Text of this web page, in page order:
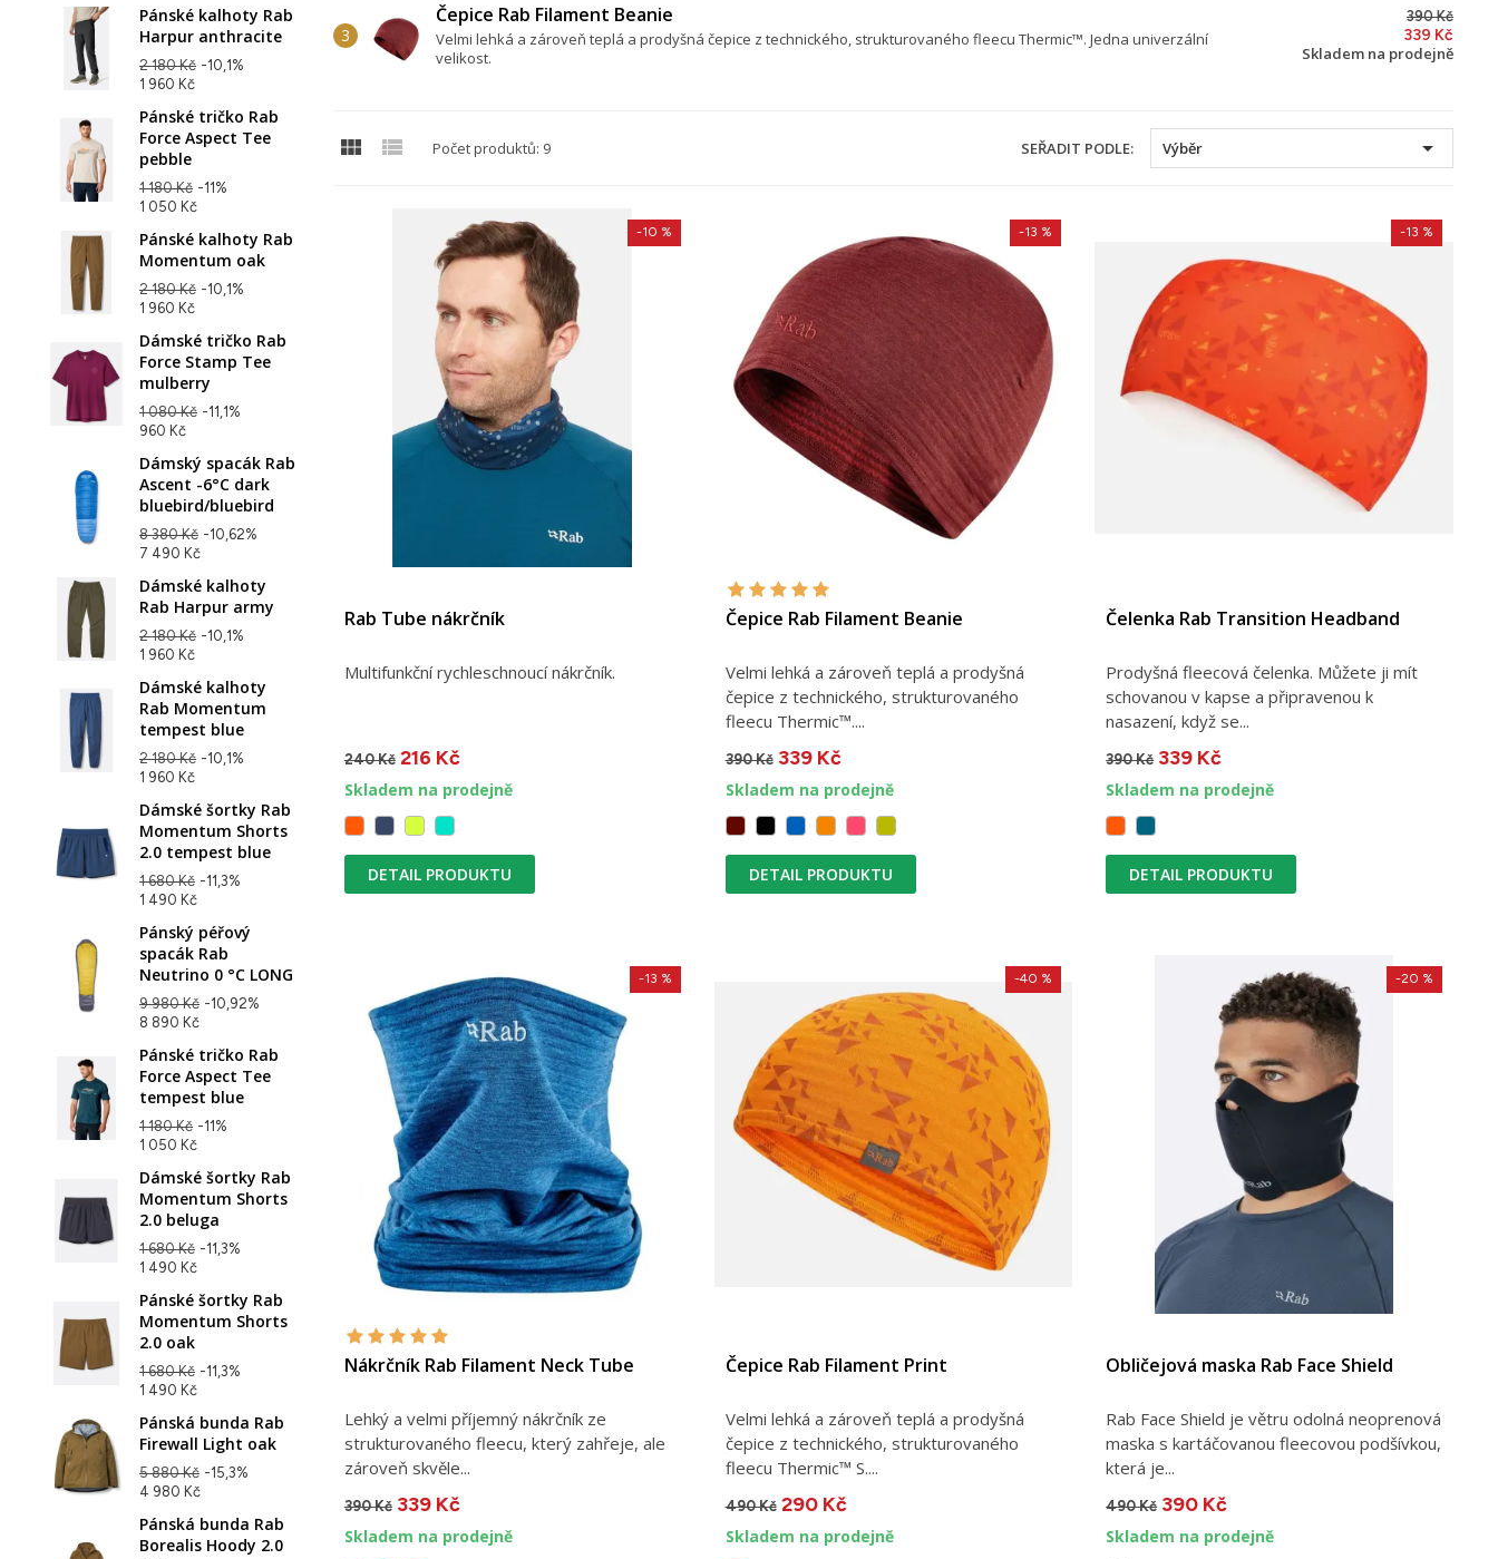
Pánské kalhoty Rab
Harpur anthracite
2 180 Kč -10,1%
1 960 Kč
Pánské tričko Rab
Force Aspect Tee
pebble
1 180 Kč -11%
1 050 Kč
Pánské kalhoty Rab
Momentum oak
2 180 Kč -10,1%
1 960 Kč
Dámské tričko Rab
Force Stamp Tee
mulberry
1 080 Kč -11,1%
960 Kč
Dámský spacák Rab
Ascent -6°C dark
bluebird/bluebird
8 380 Kč -10,62%
7 490 Kč
Dámské kalhoty
Rab Harpur army
2 180 Kč -10,1%
1 960 Kč
Dámské kalhoty
Rab Momentum
tempest blue
2 180 Kč -10,1%
1 960 Kč
Dámské šortky Rab
Momentum Shorts
2.0 tempest blue
1 680 Kč -11,3%
1 490 Kč
Pánský péřový
spacák Rab
Neutrino 0 °C LONG
9 980 Kč -10,92%
8 890 Kč
Pánské tričko Rab
Force Aspect Tee
tempest blue
1 180 Kč -11%
1 050 Kč
Dámské šortky Rab
Momentum Shorts
2.0 beluga
1 680 Kč -11,3%
1 490 Kč
Pánské šortky Rab
Momentum Shorts
2.0 oak
1 680 Kč -11,3%
1 490 Kč
Pánská bunda Rab
Firewall Light oak
5 880 Kč -15,3%
4 980 Kč
Pánská bunda Rab
Borealis Hoody 2.0
Čepice Rab Filament Beanie
Velmi lehká a zároveň teplá a prodyšná čepice z technického, strukturovaného fleecu Thermic™. Jedna univerzální
velikost.
390 Kč
339 Kč
Skladem na prodejně
  Počet produktů: 9 SEŘADIT PODLE: Výběr 
Rab Tube nákrčník
Multifunkční rychleschnoucí nákrčník.
240 Kč
-10 %
216 Kč
Skladem na prodejně
DETAIL PRODUKTU
Čepice Rab Filament Beanie
Velmi lehká a zároveň teplá a prodyšná
čepice z technického, strukturovaného
fleecu Thermic™....
390 Kč
-13 %
339 Kč
Skladem na prodejně
DETAIL PRODUKTU
Čelenka Rab Transition Headband
Prodyšná fleecová čelenka. Můžete ji mít
schovanou v kapse a připravenou k
nasazení, když se...
390 Kč
-13 %
339 Kč
Skladem na prodejně
DETAIL PRODUKTU
Nákrčník Rab Filament Neck Tube
Lehký a velmi příjemný nákrčník ze
strukturovaného fleecu, který zahřeje, ale
zároveň skvěle...
390 Kč
-13 %
339 Kč
Skladem na prodejně
Čepice Rab Filament Print
Velmi lehká a zároveň teplá a prodyšná
čepice z technického, strukturovaného
fleecu Thermic™ S....
490 Kč
-40 %
290 Kč
Skladem na prodejně
Obličejová maska Rab Face Shield
Rab Face Shield je větru odolná neoprenová
maska s kartáčovanou fleecovou podšívkou,
která je...
490 Kč
-20 %
390 Kč
Skladem na prodejně